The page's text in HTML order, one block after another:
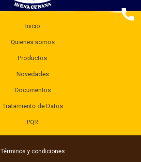
Inicio
Quienes somos
Productos
Novedades
Documentos
Tratamiento de Datos
PQR
Términos y condiciones